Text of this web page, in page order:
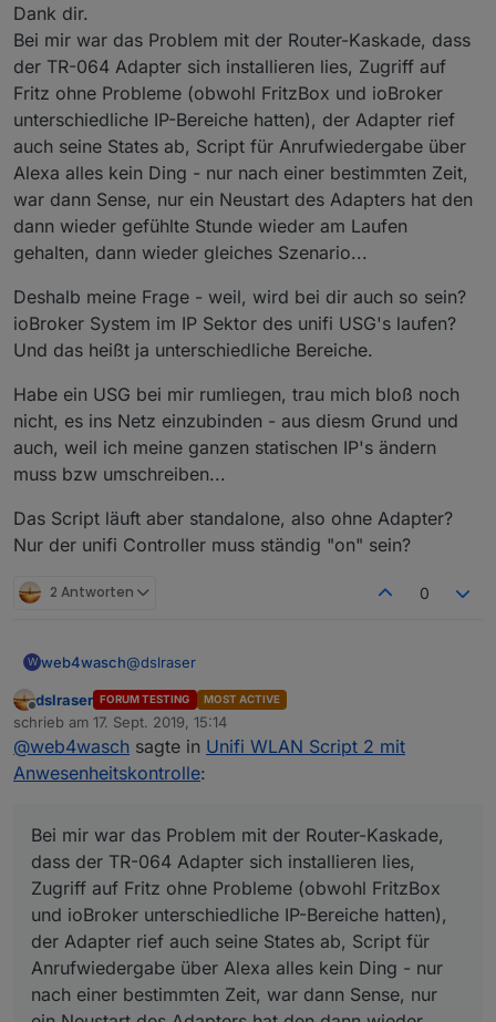
Obwohl sich Fritte und USG in unterschiedlichen
IP-Bereichen befinden?
Hatte mal mit ner Router-Kaskade ein Prob. mit
dem Adapter
Was ist noch zu beachten? doppeltes NAT an
USG ausschalten, routen in IP der USG etc.
Adapter läuft bei mir nicht rund.
Ich habe eine 7580 (als DSL Modem und
Telefonanlage für die Dect Telefone)
USG/Switch 16/CloudKey V2/ und 3 AP (einer per LAN
und zwei per WLAN)
Doppel NAT habe ich im USG deaktiviert.
Also bei mir läuft genau die Kombi wie von Dir
beschrieben.
Dank dir.
Bei mir war das Problem mit der Router-Kaskade, dass
der TR-064 Adapter sich installieren lies, Zugriff auf
Fritz ohne Probleme (obwohl FritzBox und ioBroker
unterschiedliche IP-Bereiche hatten), der Adapter rief
auch seine States ab, Script für Anrufwiedergabe über
Alexa alles kein Ding - nur nach einer bestimmten Zeit,
war dann Sense, nur ein Neustart des Adapters hat den
dann wieder gefühlte Stunde wieder am Laufen
gehalten, dann wieder gleiches Szenario...
Deshalb meine Frage - weil, wird bei dir auch so sein?
ioBroker System im IP Sektor des unifi USG's laufen?
Und das heißt ja unterschiedliche Bereiche.
Habe ein USG bei mir rumliegen, trau mich bloß noch
nicht, es ins Netz einzubinden - aus diesm Grund und
auch, weil ich meine ganzen statischen IP's ändern
muss bzw umschreiben...
Das Script läuft aber standalone, also ohne Adapter?
Nur der unifi Controller muss ständig "on" sein?
2 Antworten 0
W web4wasch@dslraser
Dank dir.
Bei mir war das Problem mit der Router-Kaskade,
dass der TR-064 Adapter sich installieren lies,
Zugriff auf Fritz ohne Probleme (obwohl FritzBox
Script für Anrufwiedergabe über Alexa alles kein
Ding - nur nach einer bestimmten Zeit, war dann
Sense, nur ein Neustart des Adapters hat den
dann wieder gefühlte Stunde wieder am Laufen
gehalten, dann wieder gleiches Szenario...
Deshalb meine Frage - weil, wird bei dir auch so
sein? ioBroker System im IP Sektor des unifi
Grund und auch, weil ich meine ganzen
statischen IP's ändern muss bzw umschreiben...
Das Script läuft aber standalone, also ohne
Adapter? Nur der unifi Controller muss ständig
"on" sein?
Offline
dslraser FORUM TESTING MOST ACTIVE
schrieb am 17. Sept. 2019, 15:14
zuletzt editiert von
@web4wasch sagte in Unifi WLAN Script 2 mit
Anwesenheitskontrolle:
Bei mir war das Problem mit der Router-Kaskade,
dass der TR-064 Adapter sich installieren lies,
Zugriff auf Fritz ohne Probleme (obwohl FritzBox
und ioBroker unterschiedliche IP-Bereiche hatten),
der Adapter rief auch seine States ab, Script für
Anrufwiedergabe über Alexa alles kein Ding - nur
nach einer bestimmten Zeit, war dann Sense, nur